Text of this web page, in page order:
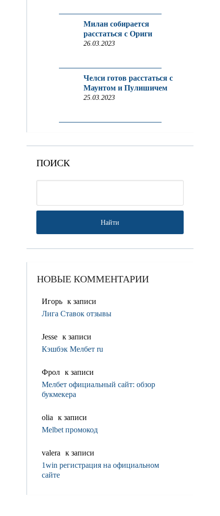
Милан собирается
расстаться с Ориги
26.03.2023
Челси готов расстаться с
Маунтом и Пулишичем
25.03.2023
ПОИСК
НОВЫЕ КОММЕНТАРИИ
Игорь к записи
Лига Ставок отзывы
Jesse к записи
Кэшбэк Мелбет ru
Фрол к записи
Мелбет официальный сайт: обзор
букмекера
olia
к записи
Melbet промокод
valerа
к записи
1win регистрация на официальном
сайте